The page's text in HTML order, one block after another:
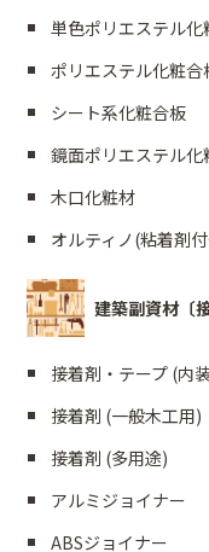
単色ポリエステル化
ポリエステル化粧合
シート系化粧合板
鏡面ポリエステル
木口化粧材
オルティノ(粘着剤
建築副資材〔
接着剤・テープ (内
接着剤 (一般木工用)
接着剤 (多用途)
アルミジョイナー
ABSジョイナー